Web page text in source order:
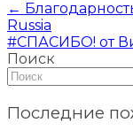
←
Russia
#СПАСИБО! от
Поиск
Последние